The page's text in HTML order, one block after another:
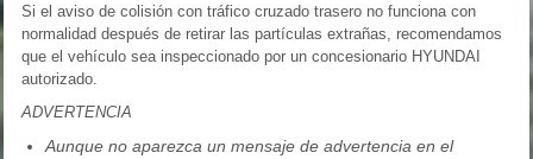
Si el aviso de colisión con tráfico cruzado trasero no funciona con
normalidad después de retirar las partículas extrañas, recomendamos
que el vehículo sea inspeccionado por un concesionario HYUNDAI
autorizado.
ADVERTENCIA
Aunque no aparezca un mensaje de advertencia en el